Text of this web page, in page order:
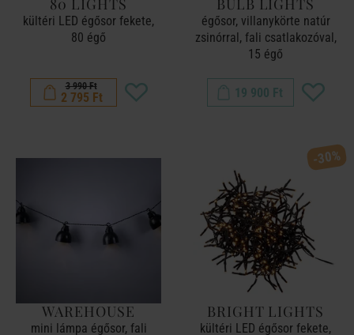
80 LIGHTS
kültéri LED égősor fekete,
80 égő
3 990 Ft
2 795 Ft
BULB LIGHTS
égősor, villanykörte natúr
zsinórral, fali csatlakozóval,
15 égő
19 900 Ft
WAREHOUSE
mini lámpa égősor, fali
-30%
BRIGHT LIGHTS
kültéri LED égősor fekete,